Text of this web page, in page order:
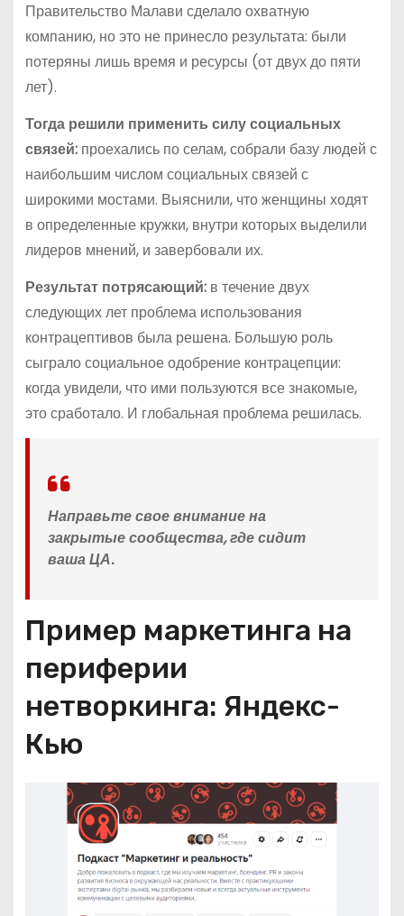
Правительство Малави сделало охватную
компанию, но это не принесло результата: были
потеряны лишь время и ресурсы (от двух до пяти
лет).
Тогда решили применить силу социальных
связей:проехались по селам, собрали базу людей с
наибольшим числом социальных связей с
широкими мостами. Выяснили, что женщины ходят
в определенные кружки, внутри которых выделили
лидеров мнений, и завербовали их.
Результат потрясающий:в течение двух
следующих лет проблема использования
контрацептивов была решена. Большую роль
сыграло социальное одобрение контрацепции:
когда увидели, что ими пользуются все знакомые,
это сработало. И глобальная проблема решилась.
Направьте свое внимание на
закрытые сообщества, где сидит
ваша ЦА.
Пример маркетинга на
периферии
нетворкинга: Яндекс-
Кью